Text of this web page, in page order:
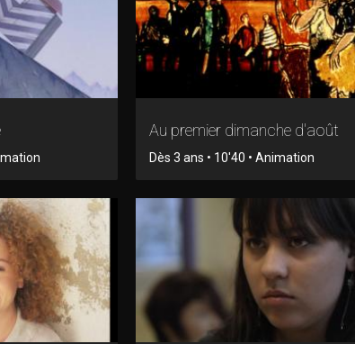
Au premier dimanche d'août
Dès 3 ans • 10'40 • Animation